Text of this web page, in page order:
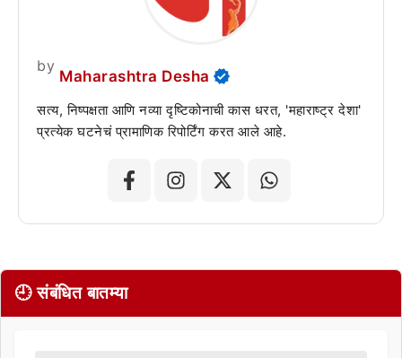
by
Maharashtra Desha
सत्य, निष्पक्षता आणि नव्या दृष्टिकोनाची कास धरत, 'महाराष्ट्र देशा'
प्रत्येक घटनेचं प्रामाणिक रिपोर्टिंग करत आले आहे.
🕘 संबंधित बातम्या